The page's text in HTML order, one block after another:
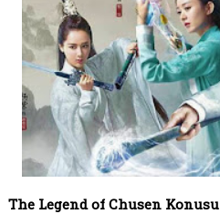
The Legend of Chusen Konusu